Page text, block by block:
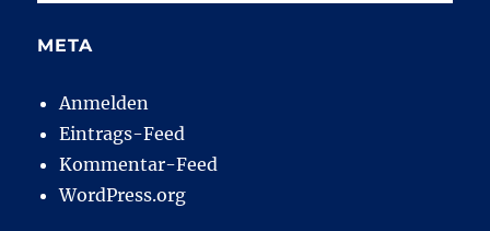
META
Anmelden
Eintrags-Feed
Kommentar-Feed
WordPress.org